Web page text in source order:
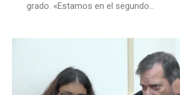
grado. «Estamos en el segundo…